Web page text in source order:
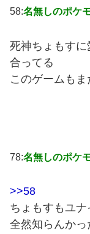
58:名無しのポケ
死神ちょもす
合ってる
このゲームもま
78:名無しのポケ
>>58
ちょもすもユ
全然知らんか